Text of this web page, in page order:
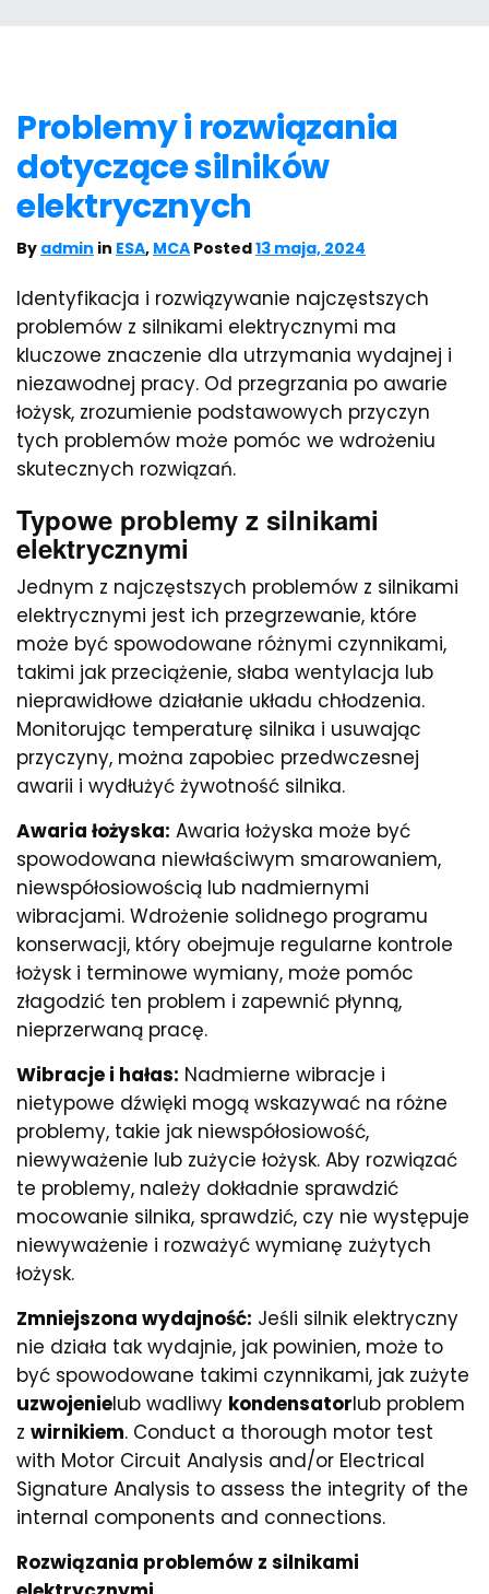
Problemy i rozwiązania
dotyczące silników
elektrycznych
By admin in ESA, MCA Posted13 maja, 2024
Identyfikacja i rozwiązywanie najczęstszych
problemów z silnikami elektrycznymi ma
kluczowe znaczenie dla utrzymania wydajnej i
niezawodnej pracy. Od przegrzania po awarie
łożysk, zrozumienie podstawowych przyczyn
tych problemów może pomóc we wdrożeniu
skutecznych rozwiązań.
Typowe problemy z silnikami
elektrycznymi
Jednym z najczęstszych problemów z silnikami
elektrycznymi jest ich przegrzewanie, które
może być spowodowane różnymi czynnikami,
takimi jak przeciążenie, słaba wentylacja lub
nieprawidłowe działanie układu chłodzenia.
Monitorując temperaturę silnika i usuwając
przyczyny, można zapobiec przedwczesnej
awarii i wydłużyć żywotność silnika.
Awaria łożyska: Awaria łożyska może być
spowodowana niewłaściwym smarowaniem,
niewspółosiowością lub nadmiernymi
wibracjami. Wdrożenie solidnego programu
konserwacji, który obejmuje regularne kontrole
łożysk i terminowe wymiany, może pomóc
złagodzić ten problem i zapewnić płynną,
nieprzerwaną pracę.
Wibracje i hałas: Nadmierne wibracje i
nietypowe dźwięki mogą wskazywać na różne
problemy, takie jak niewspółosiowość,
niewyważenie lub zużycie łożysk. Aby rozwiązać
te problemy, należy dokładnie sprawdzić
mocowanie silnika, sprawdzić, czy nie występuje
niewyważenie i rozważyć wymianę zużytych
łożysk.
Zmniejszona wydajność: Jeśli silnik elektryczny
nie działa tak wydajnie, jak powinien, może to
być spowodowane takimi czynnikami, jak zużyte
uzwojenielub wadliwy kondensatorlub problem
z wirnikiem. Conduct a thorough motor test
with Motor Circuit Analysis and/or Electrical
Signature Analysis to assess the integrity of the
internal components and connections.
Rozwiązania problemów z silnikami